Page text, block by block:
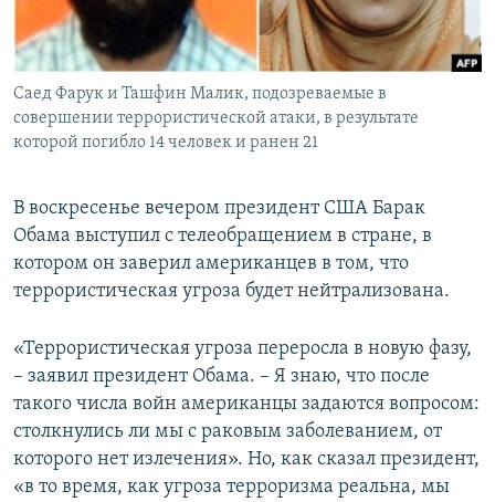
ПОБЕДИТЕЛЕЙ НЕ СУДЯТ?
КРЫМ.НЕПОКОРЕННЫЙ
ELIFBE
УКРАИНСКАЯ ПРОБЛЕМА КРЫМА
ПРИСОЕДИНЯЙТЕСЬ!
Саед Фарук и Ташфин Малик, подозреваемые в
совершении террористической атаки, в результате
которой погибло 14 человек и ранен 21
В воскресенье вечером президент США Барак
Обама выступил с телеобращением в стране, в
котором он заверил американцев в том, что
террористическая угроза будет нейтрализована.
«Террористическая угроза переросла в новую фазу,
– заявил президент Обама. – Я знаю, что после
такого числа войн американцы задаются вопросом:
столкнулись ли мы с раковым заболеванием, от
которого нет излечения». Но, как сказал президент,
«в то время, как угроза терроризма реальна, мы